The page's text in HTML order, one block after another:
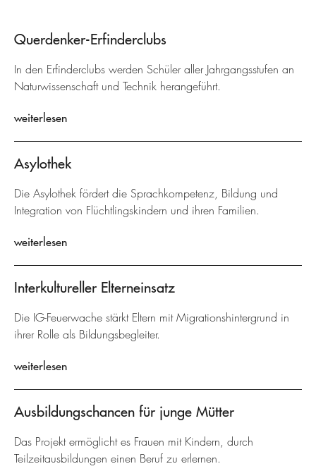
Querdenker-Erfinderclubs
In den Erfinderclubs werden Schüler aller Jahrgangsstufen an
Naturwissenschaft und Technik herangeführt.
weiterlesen
Asylothek
Die Asylothek fördert die Sprachkompetenz, Bildung und
Integration von Flüchtlingskindern und ihren Familien.
weiterlesen
Interkultureller Elterneinsatz
Die IG-Feuerwache stärkt Eltern mit Migrationshintergrund in
ihrer Rolle als Bildungsbegleiter.
weiterlesen
Ausbildungschancen für junge Mütter
Das Projekt ermöglicht es Frauen mit Kindern, durch
Teilzeitausbildungen einen Beruf zu erlernen.